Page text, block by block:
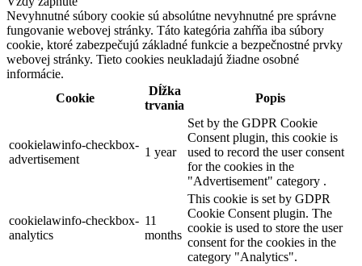
Nevyhnutné súbory cookie sú absolútne nevyhnutné pre správne
fungovanie webovej stránky. Táto kategória zahŕňa iba súbory
cookie, ktoré zabezpečujú základné funkcie a bezpečnostné prvky
webovej stránky. Tieto cookies neukladajú žiadne osobné
informácie.
Cookie
Dĺžka
trvania
Popis
cookielawinfo-checkbox-
advertisement
1 year
Set by the GDPR Cookie
Consent plugin, this cookie is
used to record the user consent
for the cookies in the
"Advertisement" category .
cookielawinfo-checkbox-
analytics
11
months
This cookie is set by GDPR
Cookie Consent plugin. The
cookie is used to store the user
consent for the cookies in the
category "Analytics".